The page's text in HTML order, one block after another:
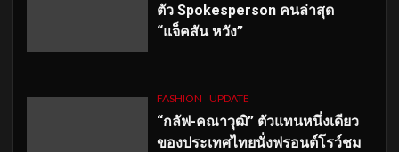
ตัว Spokesperson คนล่าสุด
“แจ็คสัน หวัง”
FASHION UPDATE
“กลัฟ-คณาวุฒิ” ตัวแทนหนึ่งเดียว
ของประเทศไทยนั่งฟรอนต์โรว์ชม